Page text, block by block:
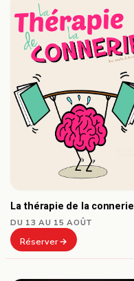
La thérapie de la connerie
DU 13 AU 15 AOÛT
Réserver